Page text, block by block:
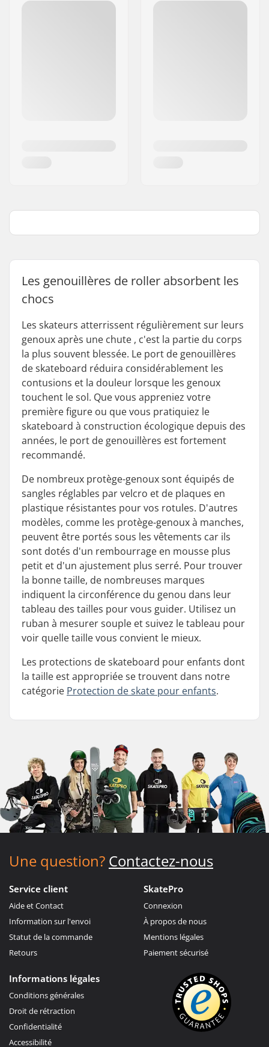
Les genouillères de roller absorbent les
chocs
Les skateurs atterrissent régulièrement sur leurs
genoux après une chute , c'est la partie du corps
la plus souvent blessée. Le port de genouillères
de skateboard réduira considérablement les
contusions et la douleur lorsque les genoux
touchent le sol. Que vous appreniez votre
première figure ou que vous pratiquiez le
skateboard à construction écologique depuis des
années, le port de genouillères est fortement
recommandé.
De nombreux protège-genoux sont équipés de
sangles réglables par velcro et de plaques en
plastique résistantes pour vos rotules. D'autres
modèles, comme les protège-genoux à manches,
peuvent être portés sous les vêtements car ils
sont dotés d'un rembourrage en mousse plus
petit et d'un ajustement plus serré. Pour trouver
la bonne taille, de nombreuses marques
indiquent la circonférence du genou dans leur
tableau des tailles pour vous guider. Utilisez un
ruban à mesurer souple et suivez le tableau pour
voir quelle taille vous convient le mieux.
Les protections de skateboard pour enfants dont
la taille est appropriée se trouvent dans notre
catégorie Protection de skate pour enfants.
Une question? Contactez-nous
Service client
Aide et Contact
Information sur l'envoi
Statut de la commande
Retours
SkatePro
Connexion
À propos de nous
Mentions légales
Paiement sécurisé
Informations légales
Conditions générales
Droit de rétraction
Confidentialité
Accessibilité